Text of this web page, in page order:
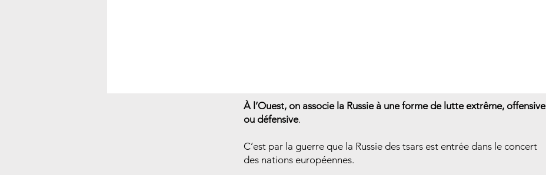
À l’Ouest, on associe la Russie à une forme de lutte extrême, offensive
ou défensive.
C’est par la guerre que la Russie des tsars est entrée dans le concert
des nations européennes.